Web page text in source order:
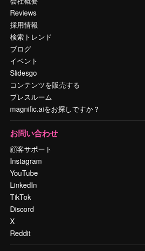
Reviews
採用情報
検索トレンド
ブログ
イベント
Slidesgo
コンテンツを販売する
プレスルーム
magnific.aiをお探しですか？
お問い合わせ
顧客サポート
Instagram
YouTube
LinkedIn
TikTok
Discord
X
Reddit